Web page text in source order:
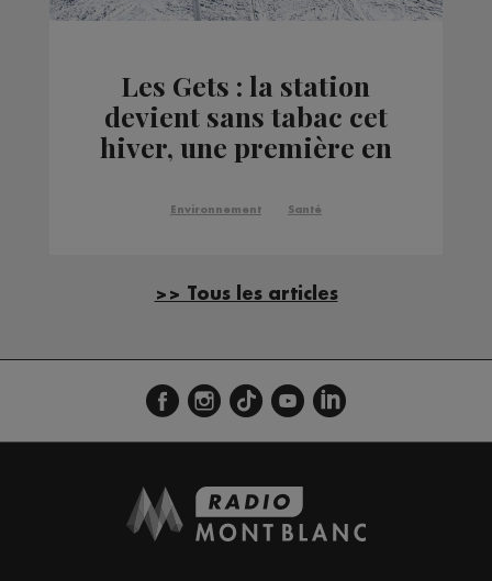
Les Gets : la station
devient sans tabac cet
hiver, une première en
Environnement Santé
>> Tous les articles